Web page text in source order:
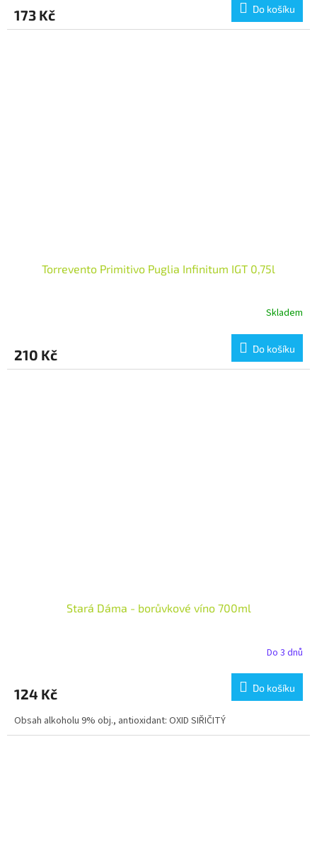
173 Kč Do košíku
Torrevento Primitivo Puglia Infinitum IGT 0,75l
Skladem
210 Kč Do košíku
Stará Dáma - borůvkové víno 700ml
Do 3 dnů
124 Kč Do košíku
Obsah alkoholu 9% obj., antioxidant: OXID SIŘIČITÝ